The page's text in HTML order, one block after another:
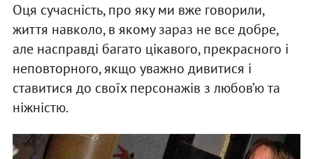
Оця сучасність, про яку ми вже говорили,
життя навколо, в якому зараз не все добре,
але насправді багато цікавого, прекрасного і
неповторного, якщо уважно дивитися і
ставитися до своїх персонажів з любов’ю та
ніжністю.